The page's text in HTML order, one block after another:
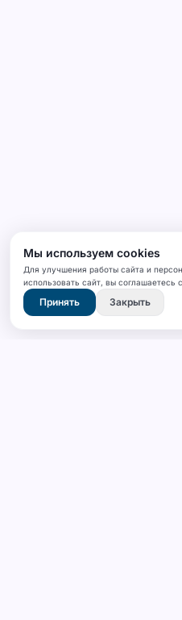
Мы используем cookies
Для улучшения работы сайта и
использовать сайт, вы соглашаетесь
Принять Закрыть